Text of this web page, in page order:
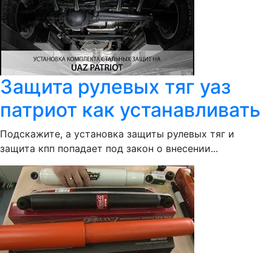
Защита рулевых тяг уаз
патриот как устанавливать
Подскажите, а установка защиты рулевых тяг и
защита кпп попадает под закон о внесении...